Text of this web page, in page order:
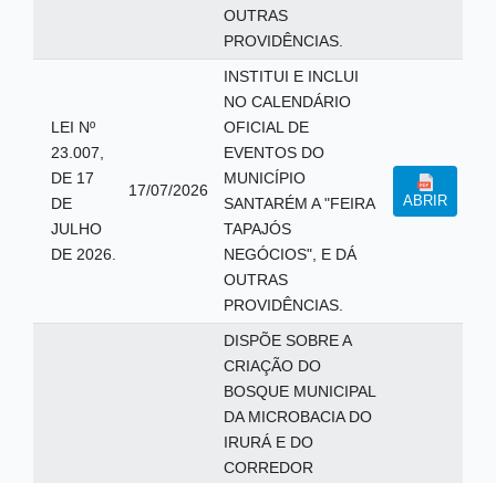
OUTRAS
PROVIDÊNCIAS.
LEI Nº
23.007,
DE 17
DE
JULHO
DE 2026.
17/07/2026
INSTITUI E INCLUI
NO CALENDÁRIO
OFICIAL DE
EVENTOS DO
MUNICÍPIO
SANTARÉM A "FEIRA
TAPAJÓS
NEGÓCIOS", E DÁ
OUTRAS
PROVIDÊNCIAS.
ABRIR
DISPÕE SOBRE A
CRIAÇÃO DO
BOSQUE MUNICIPAL
DA MICROBACIA DO
IRURÁ E DO
CORREDOR